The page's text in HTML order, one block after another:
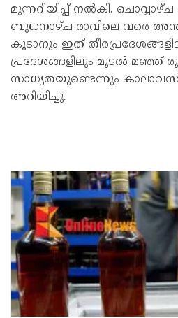
മുന്നറിയിപ്പ് നല്‍കി.
ബുധനാഴ്ച രാവിലെ വരെ
കൂടാനും ഇത്
പ്രദേശങ്ങളിലും മൂടല്‍ മഞ്ഞ്
സാധ്യതയുണ്ടെന്നും
അറിയിച്ചു.